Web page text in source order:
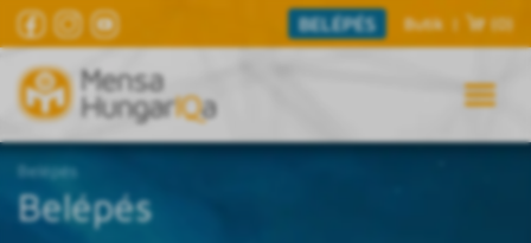
BELÉPÉS Butik | (0)
Belépés
Belépés